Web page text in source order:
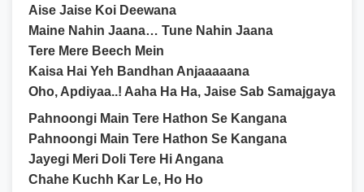
Aise Jaise Koi Deewana
Maine Nahin Jaana… Tune Nahin Jaana
Tere Mere Beech Mein
Kaisa Hai Yeh Bandhan Anjaaaaana
Oho, Apdiyaa..! Aaha Ha Ha, Jaise Sab Samajgaya
Pahnoongi Main Tere Hathon Se Kangana
Pahnoongi Main Tere Hathon Se Kangana
Jayegi Meri Doli Tere Hi Angana
Chahe Kuchh Kar Le, Ho Ho